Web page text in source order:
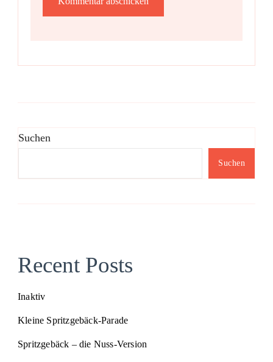
Suchen
Suchen
Recent Posts
Inaktiv
Kleine Spritzgebäck-Parade
Spritzgebäck – die Nuss-Version